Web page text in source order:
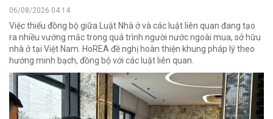
06/08/2026 04:14
Việc thiếu đồng bộ giữa Luật Nhà ở và các luật liên quan đang tạo
ra nhiều vướng mắc trong quá trình người nước ngoài mua, sở hữu
nhà ở tại Việt Nam. HoREA đề nghị hoàn thiện khung pháp lý theo
hướng minh bạch, đồng bộ với các luật liên quan.